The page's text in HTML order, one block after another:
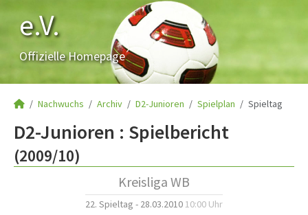
e.V.
Offizielle Homepage
Nachwuchs Archiv D2-Junioren Spielplan Spieltag
D2-Junioren : Spielbericht
(2009/10)
Kreisliga WB
22. Spieltag - 28.03.2010 10:00 Uhr